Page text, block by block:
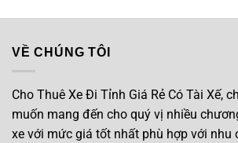
VỀ CHÚNG TÔI
Cho Thuê Xe Đi Tỉnh Giá Rẻ Có Tài Xế,
muốn mang đến cho quý vị nhiều
xe với mức giá tốt nhất phù hợp với nhu